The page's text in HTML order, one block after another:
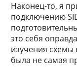
Наконец-то, я
подключению
это себя
изучения
была не самая